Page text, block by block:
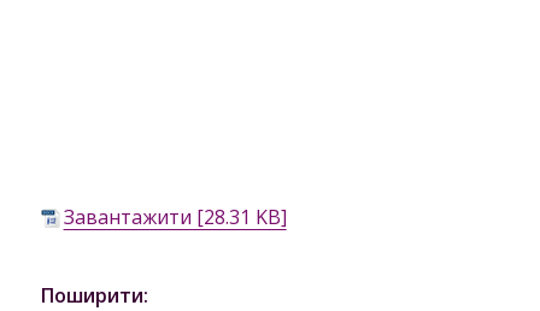
Завантажити [28.31 KB]
Поширити: